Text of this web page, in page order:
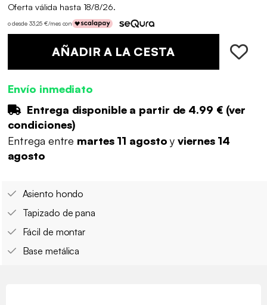
Oferta válida hasta 18/8/26.
o desde 33,25 €/mes con
AÑADIR A LA CESTA
Envío inmediato
Entrega disponible a partir de 4.99 €(ver
condiciones)
Entrega entre martes 11 agostoyviernes 14
agosto
Asiento hondo
Tapizado de pana
Fácil de montar
Base metálica